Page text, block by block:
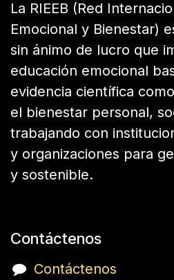
La RIEEB (Red
Emocional y Bienestar)
sin ánimo de lucro que
educación emocional
evidencia científica
el bienestar personal,
trabajando con
y organizaciones para
y sostenible.
Contáctenos
Contáctenos